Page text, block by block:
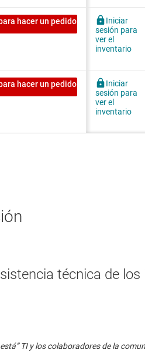
técnica de los
TI y los colaboradores de la